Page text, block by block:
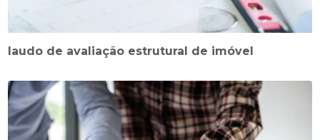
laudo de avaliação estrutural de imóvel